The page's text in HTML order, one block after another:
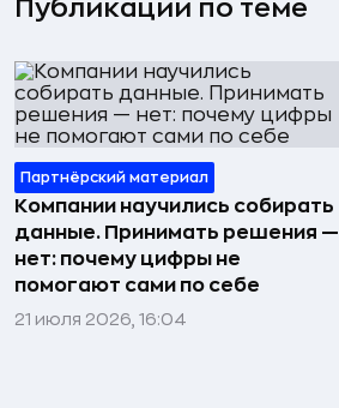
Публикации по теме
Партнёрский материал
Компании научились собирать
данные. Принимать решения —
нет: почему цифры не
помогают сами по себе
21 июля 2026, 16:04